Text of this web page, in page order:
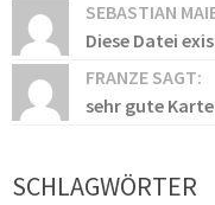
SEBASTIAN
Diese Datei
FRANZE SAGT:
sehr gute Karte
SCHLAGWÖRTER